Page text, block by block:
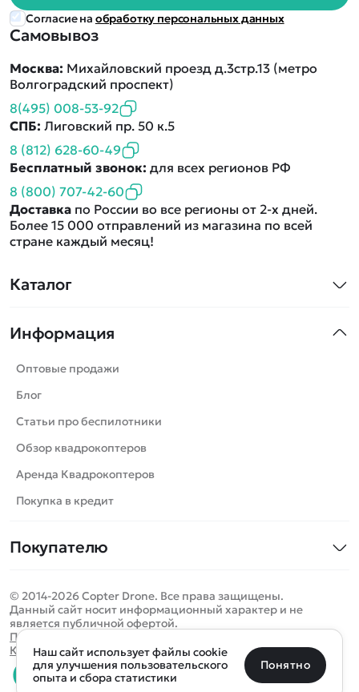
Каталог
Машинки
Танки
Вертолеты
Катера
Роботы
Самолеты
Сборные модели
Спецтехника
Игрушки
Запчасти для моделей
Бренды
Информация
Оптовые продажи
Блог
Статьи про беспилотники
Обзор квадрокоптеров
Аренда Квадрокоптеров
Покупка в кредит
Покупателю
Оплата и доставка
Помощь
Отследить заказ
Оплата на сайте
Самовывоз
Москва: Михайловский проезд д.3стр.13 (метро
Волгоградский проспект)
8(495) 008-53-92
СПБ: Лиговский пр. 50 к.5
8 (812) 628-60-49
Бесплатный звонок: для всех регионов РФ
8 (800) 707-42-60
Доставка по России во все регионы от 2-х дней.
Более 15 000 отправлений из магазина по всей
стране каждый месяц!
Согласие на обработку персональных данных
© 2014-2026 Copter Drone. Все права защищены.
Данный сайт носит информационный характер и не
является публичной офертой.
Политика конфиденциальности
Карта сайта
Определить местоположение
Санкт-Петербург Москва Майкоп Уфа
Наш сайт использует файлы cookie
для улучшения пользовательского
опыта и сбора статистики
Понятно